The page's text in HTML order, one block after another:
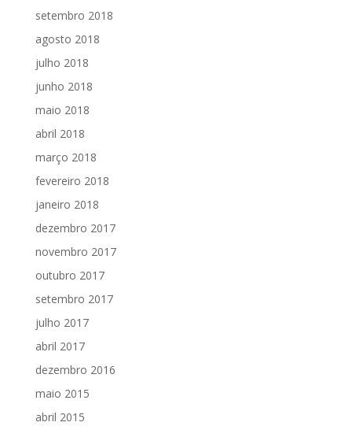
setembro 2018
agosto 2018
julho 2018
junho 2018
maio 2018
abril 2018
março 2018
fevereiro 2018
janeiro 2018
dezembro 2017
novembro 2017
outubro 2017
setembro 2017
julho 2017
abril 2017
dezembro 2016
maio 2015
abril 2015